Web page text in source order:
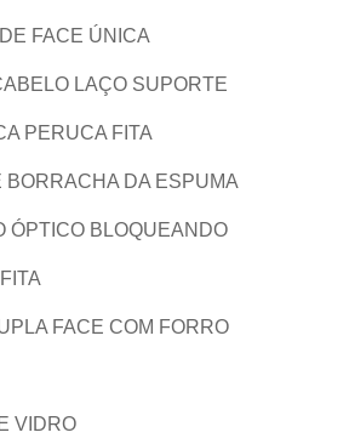
FACE ÚNICA
LAÇO SUPORTE
PERUCA FITA
BORRACHA DA ESPUMA
ÓPTICO BLOQUEANDO
FACE COM FORRO
VIDRO